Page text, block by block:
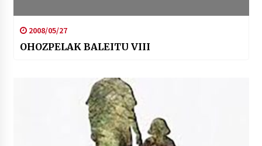
2008/05/27
OHOZPELAK BALEITU VIII